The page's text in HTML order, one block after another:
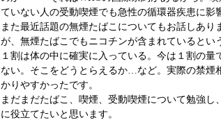
ていない人の受動喫煙でも急性の循環器疾患に影
また最近話題の無煙たばこについてもお話しあ
が、無煙たばこでもニコチンが含まれていると
１割は体の中に確実に入っている。今は１割の
ない。そこをどうとらえるか…など。実際の禁煙
かりやすかったです。
まだまだたばこ、喫煙、受動喫煙について勉強
に役立てたいと思います。